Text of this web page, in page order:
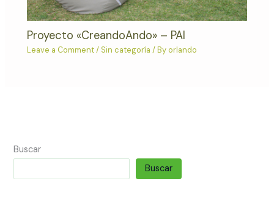
Proyecto «CreandoAndo» – PAI
Leave a Comment/ Sin categoría / Byorlando
Buscar
Buscar